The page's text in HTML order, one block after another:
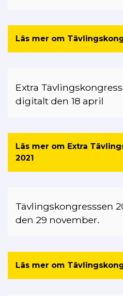
Läs mer om
Extra
digitalt den 18 april
Läs mer om Extra
2021
Tävlingskongresssen
den 29 november.
Läs mer om